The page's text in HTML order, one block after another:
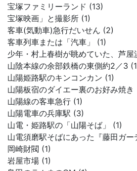
宝塚ファミリーランド (13)
宝塚映画」と撮影所 (1)
客車(気動車)急行だいせん (2)
客車列車または「汽車」 (1)
少年・村上春樹が眺めていた、芦屋
山陰本線の余部鉄橋の東側約2／3
山陽姫路駅のキンコンカン (1)
山陽板宿のダイエー裏のお好み焼
山陽線の客車急行 (1)
山陽電車の兵庫駅 (3)
山電・姫路駅の「山陽そば」 (1)
山電須磨駅そばにあった『藤田ガー
岡崎財閥 (1)
岩屋市場 (1)